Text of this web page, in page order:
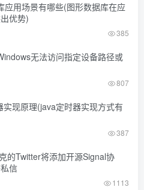
应用场景有哪些(图形数据库在应
优势)
385
无法访问指定设备路径或
807
实现原理(java定时器实现方式有
387
的Twitter将添加开源Signal协
信
1113